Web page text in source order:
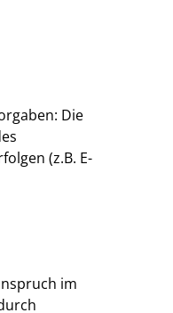
Die
(z.B. E-
im